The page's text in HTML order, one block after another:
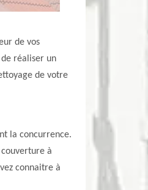
de vos
réaliser un
de votre
la concurrence.
à
connaitre à